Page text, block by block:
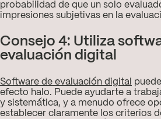
probabilidad de que un solo
impresiones subjetivas en la
Consejo 4: Utiliza
evaluación digital
Software de evaluación digital
efecto halo. Puede ayudarte a
y sistemática, y a menudo ofrece
establecer claramente los criterios